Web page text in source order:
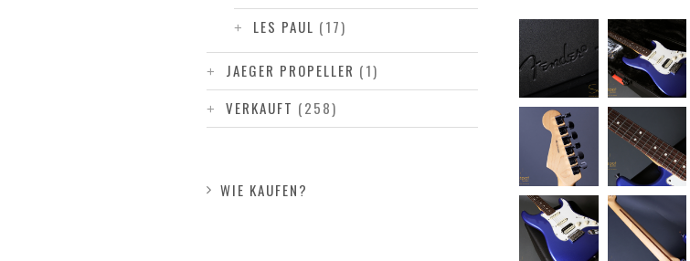
LES PAUL (17)
JAEGER PROPELLER (1)
VERKAUFT (258)
WIE KAUFEN?